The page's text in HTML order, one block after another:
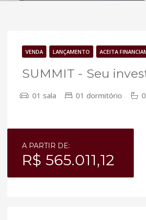
VENDA LANÇAMENTO ACEITA
SUMMIT - Seu
01 sala 01 dormitório
A PARTIR DE:
R$ 565.011,12